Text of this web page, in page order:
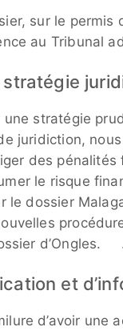
sur le
au Tribunal
une stratégie
juridiction,
des pénalités
le risque
le dossier
d’Ongles.
et
d’avoir une